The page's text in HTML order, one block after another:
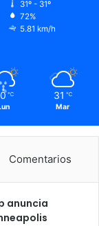
31º - 31º
72%
5.81 km/h
℃ 31 ℃
Mar
Comentarios
anuncia